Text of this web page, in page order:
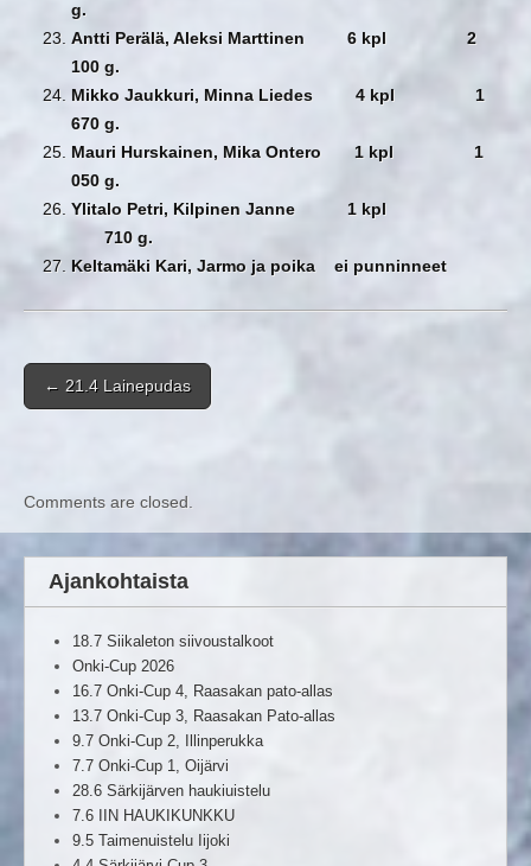
g.
Antti Perälä, Aleksi Marttinen 6 kpl 2
100 g.
Mikko Jaukkuri, Minna Liedes 4 kpl 1
670 g.
Mauri Hurskainen, Mika Ontero 1 kpl 1
050 g.
Ylitalo Petri, Kilpinen Janne 1 kpl
710 g.
Keltamäki Kari, Jarmo ja poika ei punninneet
Post navigation
← 21.4 Lainepudas
Comments are closed.
Ajankohtaista
18.7 Siikaleton siivoustalkoot
Onki-Cup 2026
16.7 Onki-Cup 4, Raasakan pato-allas
13.7 Onki-Cup 3, Raasakan Pato-allas
9.7 Onki-Cup 2, Illinperukka
7.7 Onki-Cup 1, Oijärvi
28.6 Särkijärven haukiuistelu
7.6 IIN HAUKIKUNKKU
9.5 Taimenuistelu Iijoki